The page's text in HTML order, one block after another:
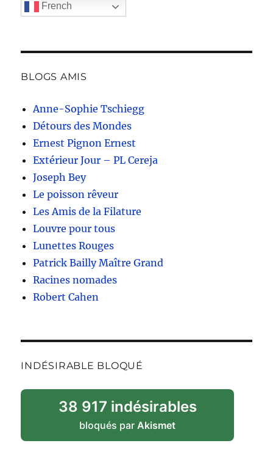
French
BLOGS AMIS
Anne-Sophie Tschiegg
Détours des Mondes
Ernest Pignon Ernest
Extérieur Jour – PL Cereja
Joseph Bey
Le poisson rêveur
Les Amis de la Filature
Louvre pour tous
Lunettes Rouges
Patrick Bailly Maître Grand
Racines nomades
Robert Cahen
INDÉSIRABLE BLOQUÉ
38 917 indésirables
bloqués parAkismet